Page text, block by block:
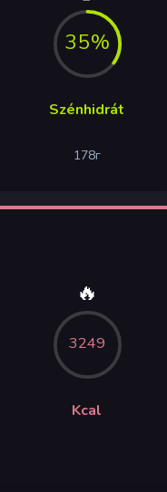
35%
Szénhidrát
178г
🔥
3249
Kcal